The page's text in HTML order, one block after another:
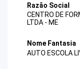
Razão Social
CENTRO DE
LTDA - ME
Nome Fantasia
AUTO ESCOLA